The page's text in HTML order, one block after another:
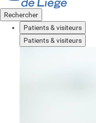
Rechercher
Patients & visiteurs
Patients & visiteurs